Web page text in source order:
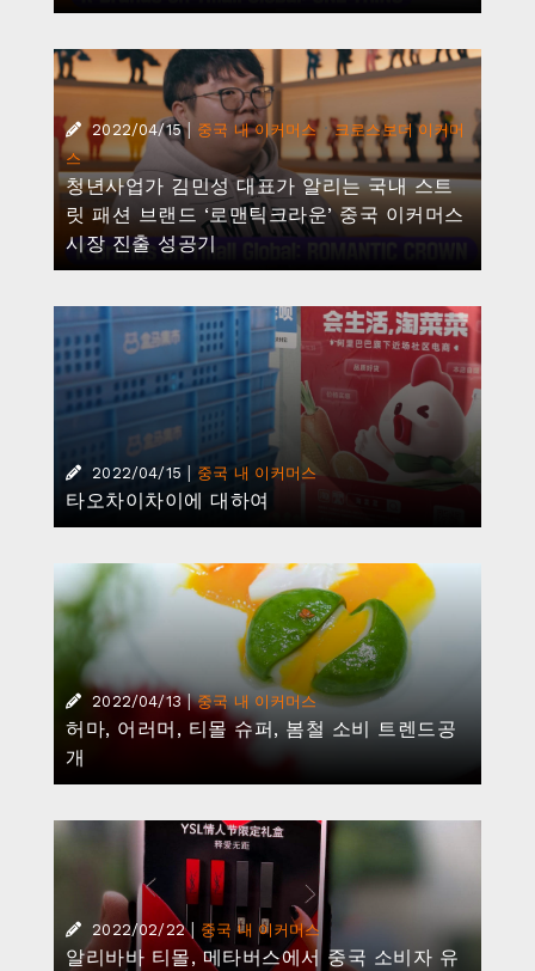
2022/04/15 | 중국 내 이커머스·크로스보더 이커머
스
청년사업가 김민성 대표가 알리는 국내 스트
릿 패션 브랜드 ‘로맨틱크라운’ 중국 이커머스
시장 진출 성공기
2022/04/15 중국 내 이커머스
타오차이차이에 대하여
2022/04/13 | 중국 내 이커머스
허마, 어러머, 티몰 슈퍼, 봄철 소비 트렌드공
개
2022/02/22 | 중국 내 이커머스
알리바바 티몰, 메타버스에서 중국 소비자 유